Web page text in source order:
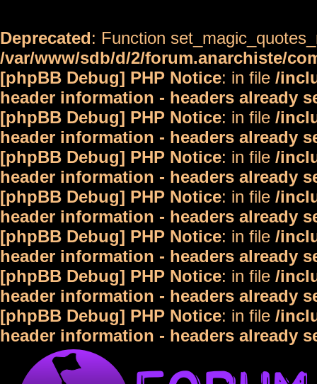
Deprecated: Function
/var/www/sdb/d/2/forum.anarchiste/
[phpBB Debug] PHP Notice: in file /
header information - headers already
[phpBB Debug] PHP Notice: in file /
header information - headers already
[phpBB Debug] PHP Notice: in file /
header information - headers already
[phpBB Debug] PHP Notice: in file /
header information - headers already
[phpBB Debug] PHP Notice: in file /
header information - headers already
[phpBB Debug] PHP Notice: in file /
header information - headers already
[phpBB Debug] PHP Notice: in file /
header information - headers already